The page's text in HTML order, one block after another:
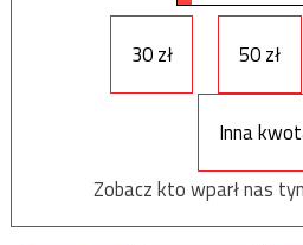
30 zł 50 zł
Inna
Zobacz kto wparł nas